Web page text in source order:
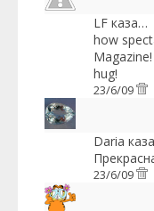
LF каза…
how
hug!
23/6/09
Daria
23/6/09